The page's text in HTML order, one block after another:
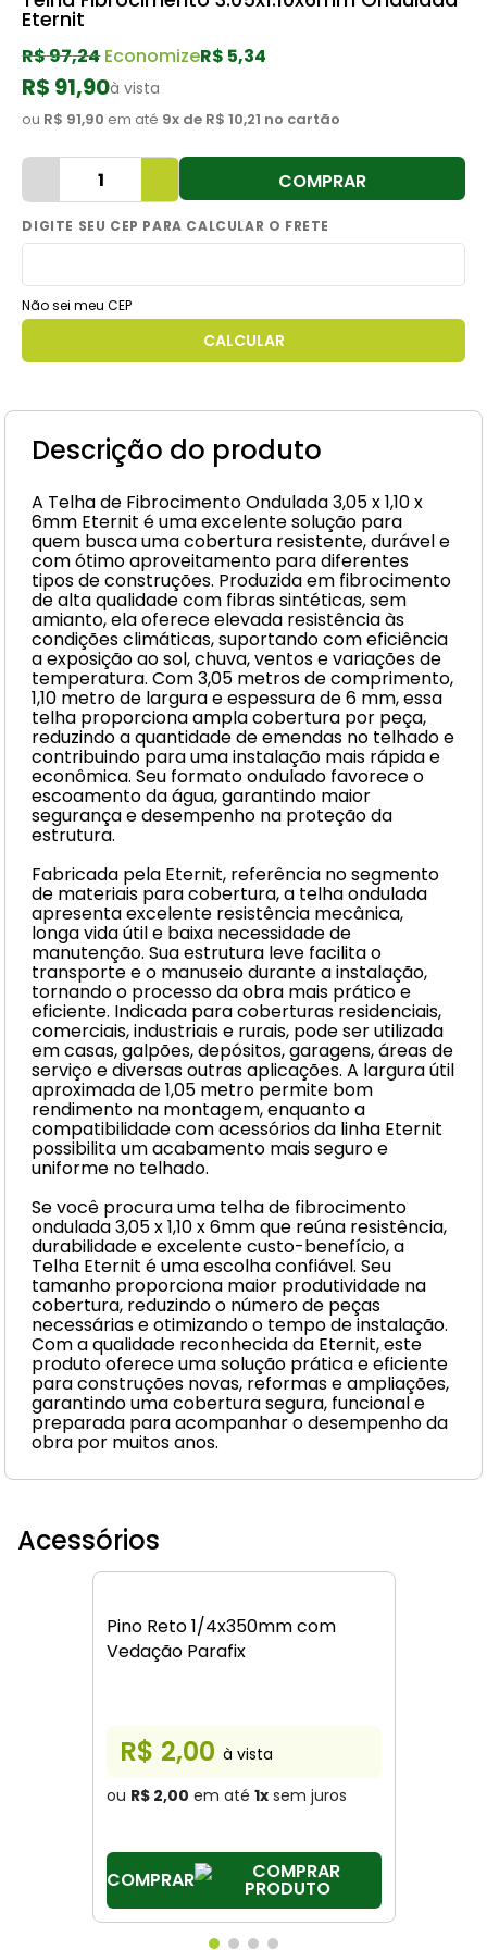
Eternit
R$97,24EconomizeR$ 5,34
R$ 91,90à vista
ou R$ 91,90 em até 9x de R$ 10,21 no cartão
COMPRAR
Não sei meu CEP
Descrição do produto
A Telha de Fibrocimento Ondulada 3,05 x 1,10 x
6mm Eternit é uma excelente solução para
quem busca uma cobertura resistente, durável e
com ótimo aproveitamento para diferentes
tipos de construções. Produzida em fibrocimento
de alta qualidade com fibras sintéticas, sem
amianto, ela oferece elevada resistência às
condições climáticas, suportando com eficiência
a exposição ao sol, chuva, ventos e variações de
temperatura. Com 3,05 metros de comprimento,
1,10 metro de largura e espessura de 6 mm, essa
telha proporciona ampla cobertura por peça,
reduzindo a quantidade de emendas no telhado e
contribuindo para uma instalação mais rápida e
econômica. Seu formato ondulado favorece o
escoamento da água, garantindo maior
segurança e desempenho na proteção da
estrutura.
Fabricada pela Eternit, referência no segmento
de materiais para cobertura, a telha ondulada
apresenta excelente resistência mecânica,
longa vida útil e baixa necessidade de
manutenção. Sua estrutura leve facilita o
transporte e o manuseio durante a instalação,
tornando o processo da obra mais prático e
eficiente. Indicada para coberturas residenciais,
comerciais, industriais e rurais, pode ser utilizada
em casas, galpões, depósitos, garagens, áreas de
serviço e diversas outras aplicações. A largura útil
aproximada de 1,05 metro permite bom
rendimento na montagem, enquanto a
compatibilidade com acessórios da linha Eternit
possibilita um acabamento mais seguro e
uniforme no telhado.
Se você procura uma telha de fibrocimento
ondulada 3,05 x 1,10 x 6mm que reúna resistência,
durabilidade e excelente custo-benefício, a
Telha Eternit é uma escolha confiável. Seu
tamanho proporciona maior produtividade na
cobertura, reduzindo o número de peças
necessárias e otimizando o tempo de instalação.
Com a qualidade reconhecida da Eternit, este
produto oferece uma solução prática e eficiente
para construções novas, reformas e ampliações,
garantindo uma cobertura segura, funcional e
preparada para acompanhar o desempenho da
obra por muitos anos.
Acessórios
Pino Reto 1/4x350mm com
Vedação Parafix
R$ 2,00 à vista
ou R$ 2,00 em até 1xsem juros
COMPRAR
8º
cimento
9º
vaso sanitário
10 º torneira